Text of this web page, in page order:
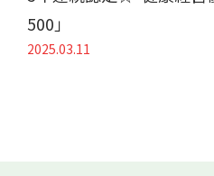
500」
2025.03.11